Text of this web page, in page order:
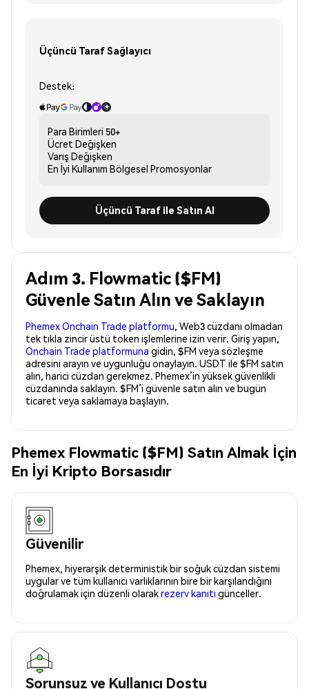
Üçüncü Taraf Sağlayıcı
Destek:
Para Birimleri 50+
Ücret Değişken
Varış Değişken
En İyi Kullanım Bölgesel Promosyonlar
Üçüncü Taraf ile Satın Al
Adım 3. Flowmatic ($FM)
Güvenle Satın Alın ve Saklayın
Phemex Onchain Trade platformu, Web3 cüzdanı olmadan
tek tıkla zincir üstü token işlemlerine izin verir. Giriş yapın,
Onchain Trade platformuna gidin, $FM veya sözleşme
adresini arayın ve uygunluğu onaylayın. USDT ile $FM satın
alın, harici cüzdan gerekmez. Phemex’in yüksek güvenlikli
cüzdanında saklayın. $FM’i güvenle satın alın ve bugün
ticaret veya saklamaya başlayın.
Phemex Flowmatic ($FM) Satın Almak İçin
En İyi Kripto Borsasıdır
Güvenilir
Phemex, hiyerarşik deterministik bir soğuk cüzdan sistemi
uygular ve tüm kullanıcı varlıklarının bire bir karşılandığını
doğrulamak için düzenli olarakrezerv kanıtı günceller.
Sorunsuz ve Kullanıcı Dostu